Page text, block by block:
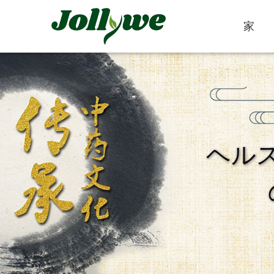
家
便秘緩和 減量食事 美容サプリメン
錠剤 カプセル
ヘル